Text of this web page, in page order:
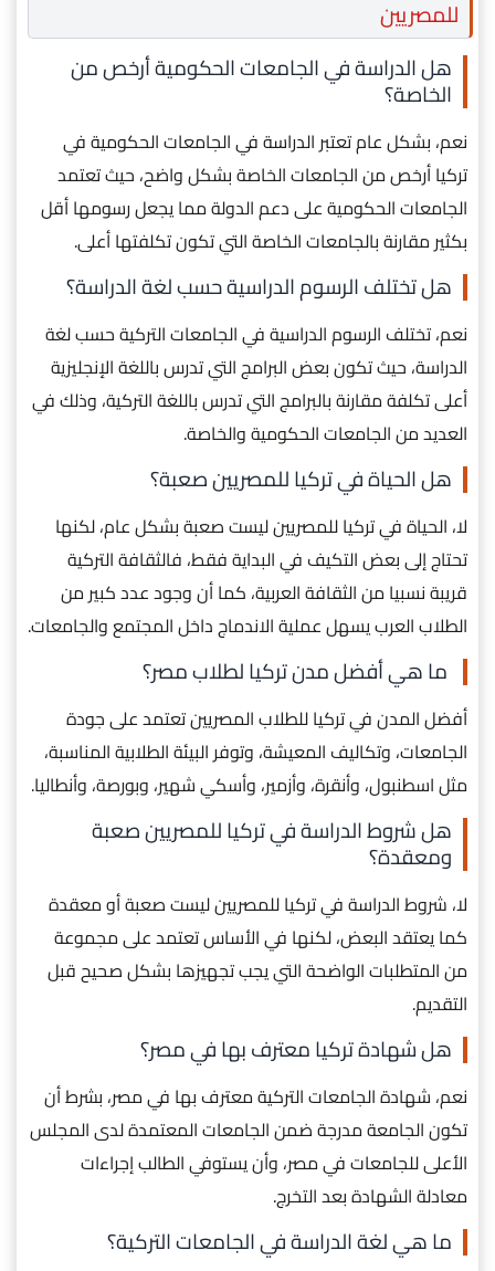
للمصريين
هل الدراسة في الجامعات الحكومية أرخص من
الخاصة؟
نعم، بشكل عام تعتبر الدراسة في الجامعات الحكومية في
تركيا أرخص من الجامعات الخاصة بشكل واضح، حيث تعتمد
الجامعات الحكومية على دعم الدولة مما يجعل رسومها أقل
بكثير مقارنة بالجامعات الخاصة التي تكون تكلفتها أعلى.
هل تختلف الرسوم الدراسية حسب لغة الدراسة؟
نعم، تختلف الرسوم الدراسية في الجامعات التركية حسب لغة
الدراسة، حيث تكون بعض البرامج التي تدرس باللغة الإنجليزية
أعلى تكلفة مقارنة بالبرامج التي تدرس باللغة التركية، وذلك في
العديد من الجامعات الحكومية والخاصة.
هل الحياة في تركيا للمصريين صعبة؟
لا، الحياة في تركيا للمصريين ليست صعبة بشكل عام، لكنها
تحتاج إلى بعض التكيف في البداية فقط، فالثقافة التركية
قريبة نسبيا من الثقافة العربية، كما أن وجود عدد كبير من
الطلاب العرب يسهل عملية الاندماج داخل المجتمع والجامعات.
ما هي أفضل مدن تركيا لطلاب مصر؟
أفضل المدن في تركيا للطلاب المصريين تعتمد على جودة
الجامعات، وتكاليف المعيشة، وتوفر البيئة الطلابية المناسبة،
مثل اسطنبول، وأنقرة، وأزمير، وأسكي شهير، وبورصة، وأنطاليا.
هل شروط الدراسة في تركيا للمصريين صعبة
ومعقدة؟
لا، شروط الدراسة في تركيا للمصريين ليست صعبة أو معقدة
كما يعتقد البعض، لكنها في الأساس تعتمد على مجموعة
من المتطلبات الواضحة التي يجب تجهيزها بشكل صحيح قبل
التقديم.
هل شهادة تركيا معترف بها في مصر؟
نعم، شهادة الجامعات التركية معترف بها في مصر، بشرط أن
تكون الجامعة مدرجة ضمن الجامعات المعتمدة لدى المجلس
الأعلى للجامعات في مصر، وأن يستوفي الطالب إجراءات
معادلة الشهادة بعد التخرج.
ما هي لغة الدراسة في الجامعات التركية؟